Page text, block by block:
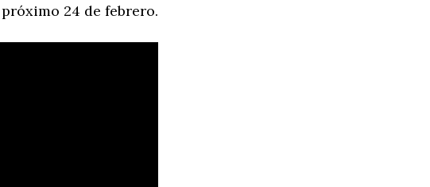
24 de febrero.